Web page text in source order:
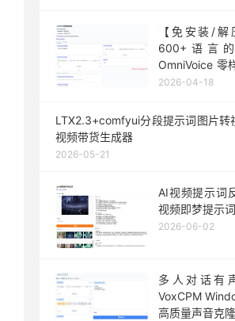
【免安装/
600+语言
OmniVoice 零
键整合包发布
2026-04-18
LTX2.3+comfyui分段提示词图片转
视频带货生成器
2026-05-21
AI视频提示词
视频即梦提示
2026-06-02
多人对话有
VoxCPM
高质量声音克